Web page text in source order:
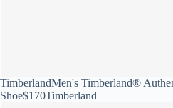
TimberlandMen's Timberland®
Shoe$170Timberland